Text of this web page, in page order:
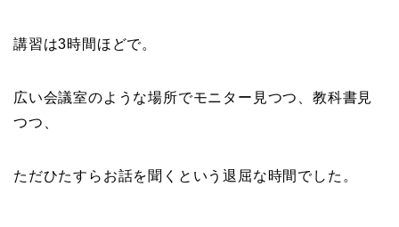
講習は3時間ほどで。
広い会議室のような場所でモニター見つつ、教科書見
つつ、
ただひたすらお話を聞くという退屈な時間でした。